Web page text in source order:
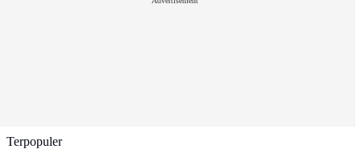
Terpopuler